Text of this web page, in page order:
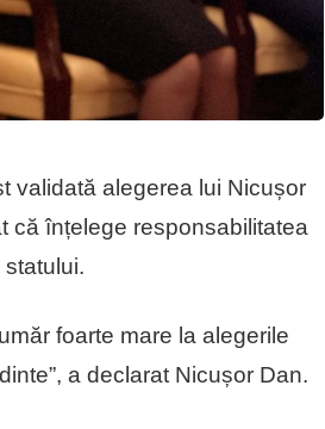
validată alegerea lui Nicușor
că înțelege responsabilitatea
foarte mare la alegerile
a declarat Nicușor Dan.